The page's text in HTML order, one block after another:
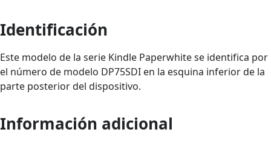
Identificación
Este modelo de la serie Kindle Paperwhite se identifica por
el número de modelo DP75SDI en la esquina inferior de la
parte posterior del dispositivo.
Información adicional